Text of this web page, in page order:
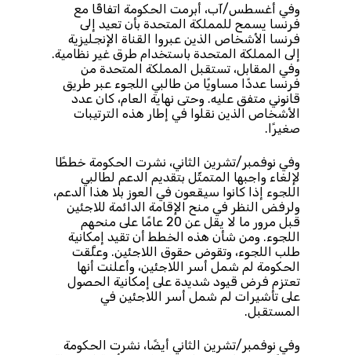
وفي أغسطس/آب، أبرمت الحكومة اتفاقًا مع
فرنسا يسمح للمملكة المتحدة بأن تعيد إلى
فرنسا الأشخاص الذين عبروا القناة الإنجليزية
إلى المملكة المتحدة باستخدام طرق غير نظامية.
وفي المقابل، تستقبل المملكة المتحدة من
فرنسا عددًا مساويًا من طالبي اللجوء عبر طريق
قانوني متفق عليه. وحتى نهاية العام، كان عدد
الأشخاص الذين نقلوا في إطار هذه الترتيبات
صغيرًا.
وفي نوفمبر/تشرين الثاني، نشرت الحكومة خططًا
لإلغاء واجبها المتمثّل بتقديم الدعم لطالبي
اللجوء إذا كانوا سيقعون في العوز بلا هذا الدعم،
ولرفض النظر في منح الإقامة الدائمة للاجئين
قبل مرور ما لا يقل عن 20 عامًا على منحهم
اللجوء. ومن شأن هذه الخطط أن تقيد إمكانية
طلب اللجوء، وتقوض حقوق اللاجئين. وعلَّقت
الحكومة لم شمل أسر اللاجئين، وأعلنت أنها
تعتزم فرض قيود شديدة على إمكانية الحصول
على تأشيرات لم شمل أسر اللاجئين في
المستقبل.
وفي نوفمبر/تشرين الثاني أيضًا، نشرت الحكومة